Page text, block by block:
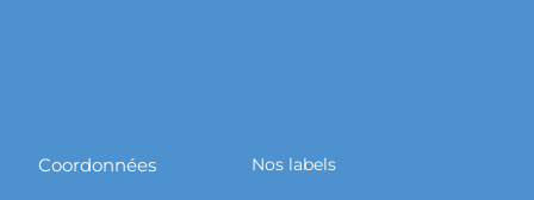
Coordonnées Nos labels